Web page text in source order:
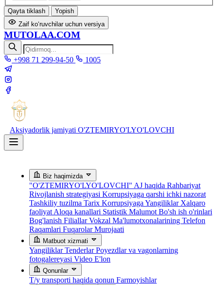
Qayta tiklash
Yopish
Zaif ko‘ruvchilar uchun versiya
MUTOLAA.COM
+998 71 299-94-50 1005
Aksiyadorlik jamiyati O'ZTEMIRYO'LYO'LOVCHI
Biz haqimizda
"O'ZTEMIRYO'LYO'LOVCHI" AJ haqida Rahbariyat
Rivojlanish strategiyasi Korrupsiyaga qarshi ichki nazorat
Tashkiliy tuzilma Tarix Korrupsiyaga Yangiliklar Xalqaro
faoliyat Aloqa kanallari Statistik Malumot Bo'sh ish o'rinlari
Bog'lanish FiliallarVokzal Ma'lumotxonalarining Telefon
Raqamlari Fuqarolar Murojaati
Matbuot xizmati
YangiliklarTenderlarPoyezdlar va vagonlarning
fotogalereyasi Video E'lon
Qonunlar
T/y transporti haqida qonun Farmoyishlar